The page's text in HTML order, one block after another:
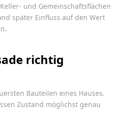
und Gemeinschaftsflächen
später Einfluss auf den Wert
richtig
Bauteilen eines Hauses.
Zustand möglichst genau